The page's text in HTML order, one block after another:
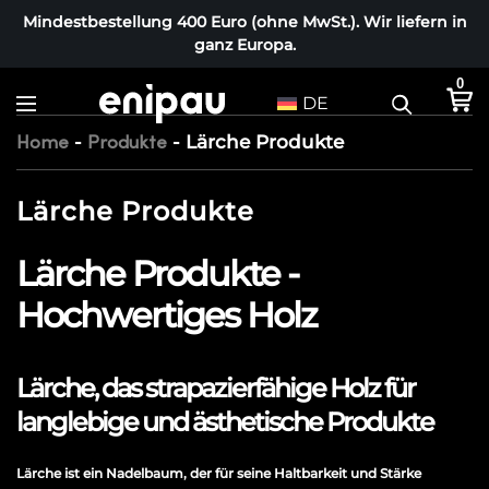
Mindestbestellung 400 Euro (ohne MwSt.). Wir liefern in
ganz Europa.
DE
0
Home - Produkte - Lärche Produkte
Lärche Produkte
Lärche Produkte -
Hochwertiges Holz
Lärche, das strapazierfähige Holz für
langlebige und ästhetische Produkte
Lärche ist ein Nadelbaum, der für seine Haltbarkeit und Stärke